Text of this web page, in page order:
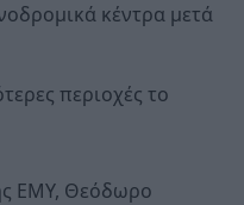
κέντρα μετά
περιοχές το
ΕΜΥ, Θεόδωρο